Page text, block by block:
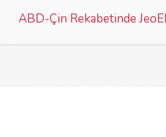
ABD-Çin Rekabetinde